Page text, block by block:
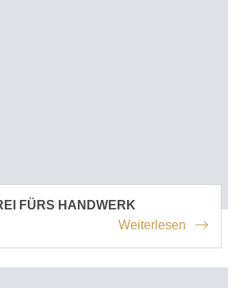
FÜRS HANDWERK
Weiterlesen